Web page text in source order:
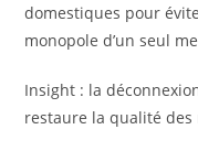
domestiques pour
monopole d’un seul
Insight : la
restaure la qualité